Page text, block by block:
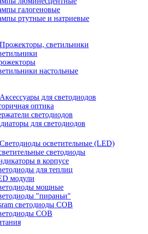
галогеновые
ртутные и натриевые
Прожекторы, светильники
настольные
Аксессуары для светодиодов
оптика
светодиодов
для светодиодов
Светодиоды осветительные (LED)
светодиоды
в корпусе
для теплиц
модули
мощные
"пираньи"
светодиоды COB
COB